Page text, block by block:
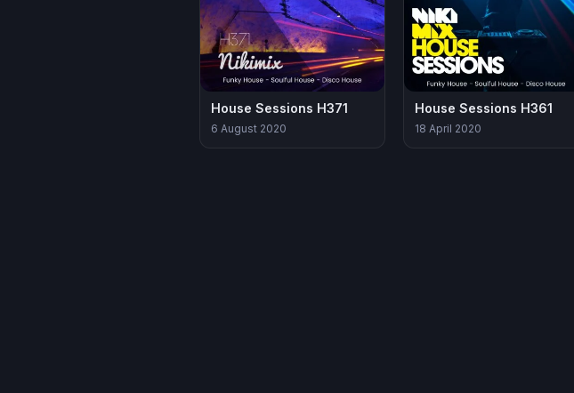
House Sessions H371
6 August 2020
House Sessions H361
18 April 2020